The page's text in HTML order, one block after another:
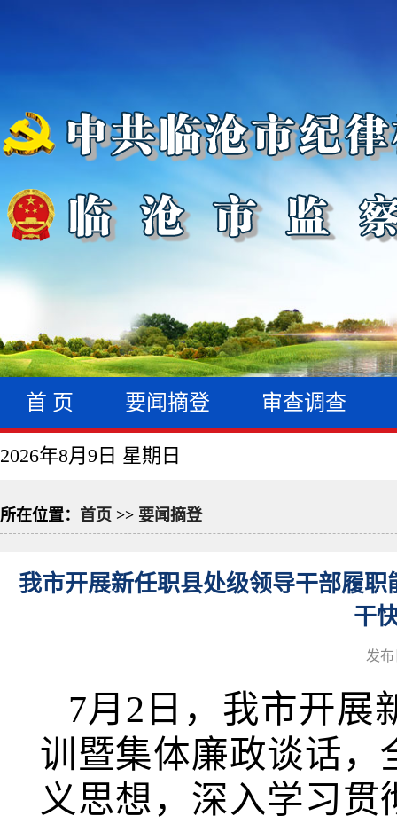
首 页 要闻摘登 审查调查
2026年8月9日 星期日
所在位置： 首页 >> 要闻摘登
我市开展新任职县处级领导干部履
干
发
7月2日，我市开展
训暨集体廉政谈话，
义思想，深入学习贯